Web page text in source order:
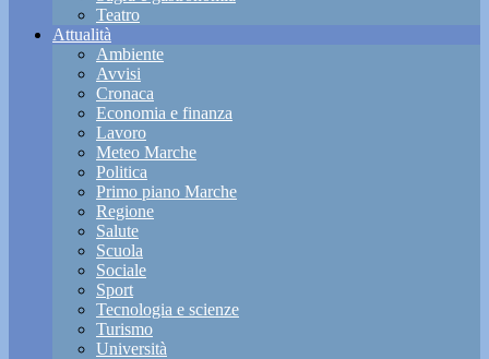
Teatro
Attualità
Ambiente
Avvisi
Cronaca
Economia e finanza
Lavoro
Meteo Marche
Politica
Primo piano Marche
Regione
Salute
Scuola
Sociale
Sport
Tecnologia e scienze
Turismo
Università